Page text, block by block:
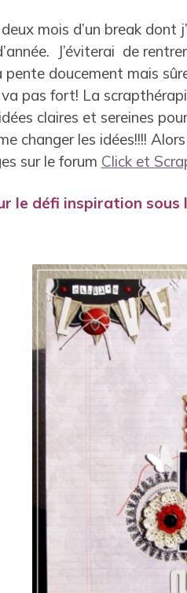
mois d’un break dont
J’éviterai de
pente doucement mais
pas fort! La
claires et sereines
changer les idées!!!!
sur le forum Click et
le défi inspiration sous